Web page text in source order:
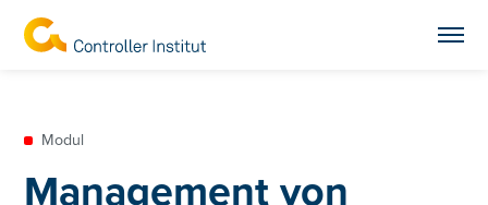
Modul
Management von